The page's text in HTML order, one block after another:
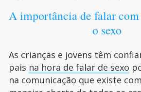
A importância de falar com
o sexo
As crianças e jovens têm
pais na hora de falar de sexo
na comunicação que existe